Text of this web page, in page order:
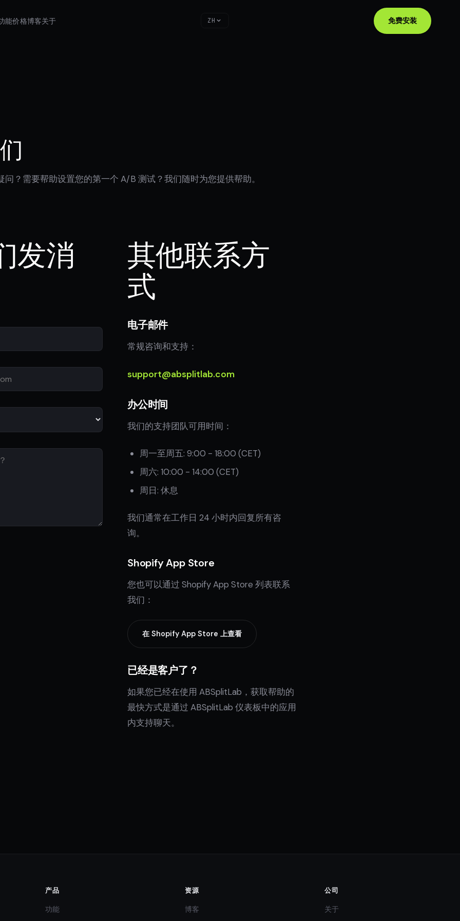
能价格博客关于 ZH 免费安装
问？需要帮助设置您的第一个 A/B 测试？我们随时为您提供帮助。
发消
其他联系方
式
电子邮件
常规咨询和支持：
support@absplitlab.com
办公时间
我们的支持团队可用时间：
周一至周五: 9:00 - 18:00 (CET)
周六: 10:00 - 14:00 (CET)
周日: 休息
我们通常在工作日 24 小时内回复所有咨
询。
Shopify App Store
您也可以通过 Shopify App Store 列表联系
我们：
在 Shopify App Store 上查看
已经是客户了？
如果您已经在使用 ABSplitLab，获取帮助的
最快方式是通过 ABSplitLab 仪表板中的应用
内支持聊天。
产品
功能
资源
博客
公司
关于